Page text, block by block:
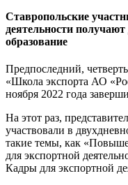
Ставропольские
деятельности
образование
Предпоследний,
«Школа экспорта АО
ноября 2022 года
На этот раз,
участвовали в
такие темы, как
для экспортной
Кадры для экспортной